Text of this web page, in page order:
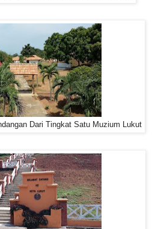
Dari Tingkat Satu Muzium Lukut